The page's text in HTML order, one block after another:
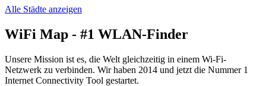
Alle Städte anzeigen
WiFi Map - #1 WLAN-Finder
Unsere Mission ist es, die Welt gleichzeitig in einem Wi-Fi-
Netzwerk zu verbinden. Wir haben 2014 und jetzt die Nummer 1
Internet Connectivity Tool gestartet.